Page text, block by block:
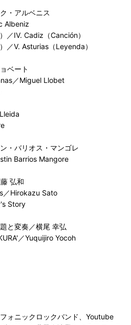
・アルベニス
Albeniz
／IV. Cadiz（Canción）
／V. Asturias（Leyenda）
ベート
／Miguel Llobet
・バリオス・マンゴレ
Barrios Mangore
弘和
／Hirokazu Sato
Story
と変奏／横尾 幸弘
／Yuquijiro Yocoh
ォニックロックバンド、Youtube